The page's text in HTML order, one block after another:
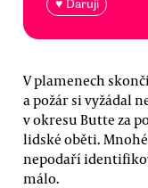
♥ Daruji
V plamenech
a požár si vyžádal
v okresu Butte za
lidské oběti.
nepodaří
málo.